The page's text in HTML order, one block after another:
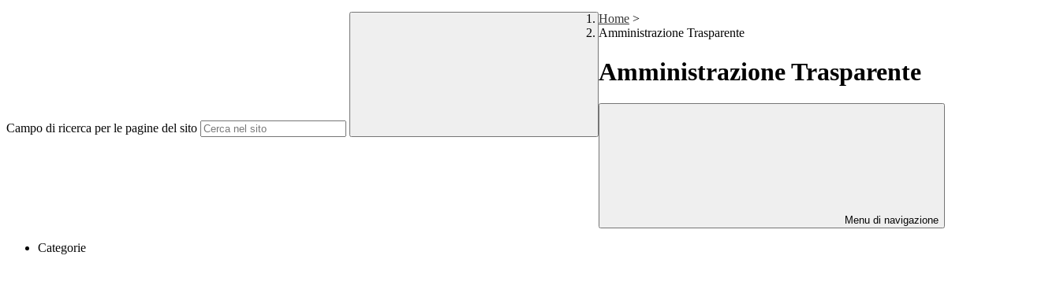
Campo di ricerca per le pagine del sito
Home >
Amministrazione Trasparente
Amministrazione Trasparente
Menu di navigazione
Categorie